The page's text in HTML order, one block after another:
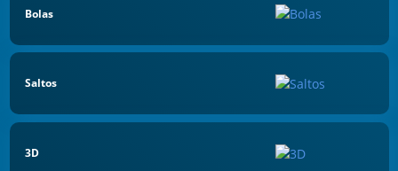
Bolas
Saltos
3D